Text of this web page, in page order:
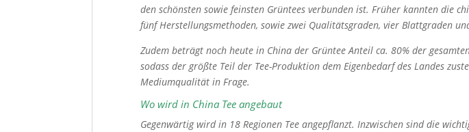
den schönsten sowie feinsten Grüntees verbunden ist. Früher kannten die
fünf Herstellungsmethoden, sowie zwei Qualitätsgraden, vier Blattgraden
Zudem beträgt noch heute in China der Grüntee Anteil ca. 80% der
sodass der größte Teil der Tee-Produktion dem Eigenbedarf des Landes
Mediumqualität in Frage.
Wo wird in China Tee angebaut
Gegenwärtig wird in 18 Regionen Tee angepflanzt. Inzwischen sind die